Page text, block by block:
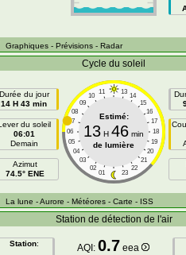
Graphiques - Prévisions - Radar
Cycle du soleil
Durée du jour
14 H 43 min
du soleil
06:01
Demain
Azimut
74.5° ENE
11 13
10
14
09
15
08
16
07
17
06
18
05
19
04
20
03
21
02
22
01 23
Estimé:
13 H 46 min
de lumière
La lune - Aurore - Météores - Carte - ISS
Station de détection de l'air
Station: AQI: 0.7 eea